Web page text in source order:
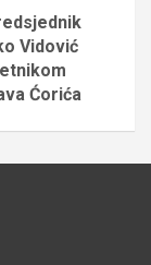
Vidović
Ćorića